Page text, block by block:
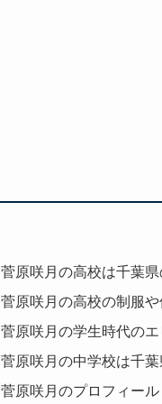
菅原咲月の高校は千葉県
菅原咲月の高校の制服や
菅原咲月の学生時代の
菅原咲月の中学校は千葉
菅原咲月のプロフィール